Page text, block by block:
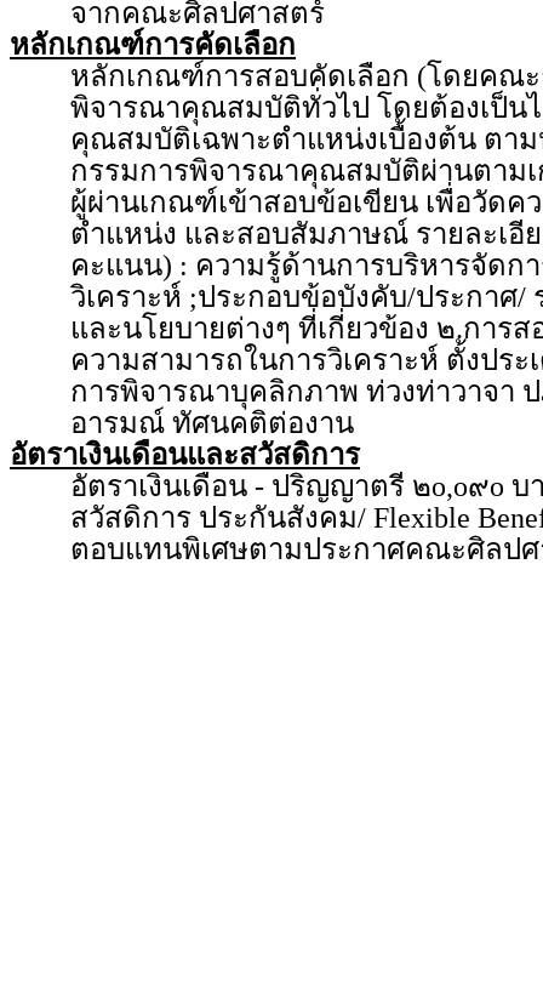
จากคณะศิลปศาสตร์
หลักเกณฑ์การคัดเลือก
หลักเกณฑ์การสอบคัดเลือก (โดยคณ
พิจารณาคุณสมบัติทั่วไป โดยต้องเป็
คุณสมบัติเฉพาะตำแหน่งเบื้องต้น ตา
กรรมการพิจารณาคุณสมบัติผ่านตาม
ผู้ผ่านเกณฑ์เข้าสอบข้อเขียน เพื่อวัดค
ตำแหน่ง และสอบสัมภาษณ์ รายละเอี
คะแนน) : ความรู้ด้านการบริหารจัดก
วิเคราะห์ ;ประกอบข้อบังคับ/ประกาศ
และนโยบายต่างๆ ที่เกี่ยวข้อง ๒.การ
ความสามารถในการวิเคราะห์ ตั้งปร
การพิจารณาบุคลิกภาพ ท่วงท่าวาจา
อารมณ์ ทัศนคติต่องาน
อัตราเงินเดือนและสวัสดิการ
อัตราเงินเดือน - ปริญญาตรี ๒o,o๙o
สวัสดิการ ประกันสังคม/ Flexible
ตอบแทนพิเศษตามประกาศคณะศิลป